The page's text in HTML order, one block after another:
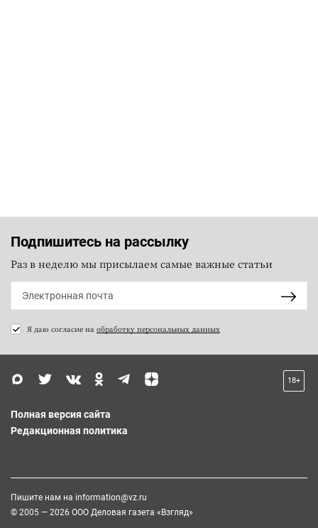
Подпишитесь на рассылку
Раз в неделю мы присылаем самые важные статьи
Я даю согласие на обработку персональных данных
18+
Полная версия сайта
Редакционная политика
Пишите нам на information@vz.ru
© 2005 — 2026 ООО Деловая газета «Взгляд»